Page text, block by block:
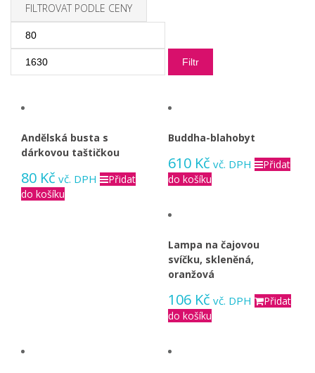
FILTROVAT PODLE CENY
Minimální
cena
Filtr
Andělská busta s
dárkovou taštičkou
80 Kč vč. DPH
Přidat
do košíku
Buddha-blahobyt
610 Kč vč. DPH
Přidat
do košíku
Lampa na čajovou
svíčku, skleněná,
oranžová
106 Kč vč. DPH
Přidat
do košíku